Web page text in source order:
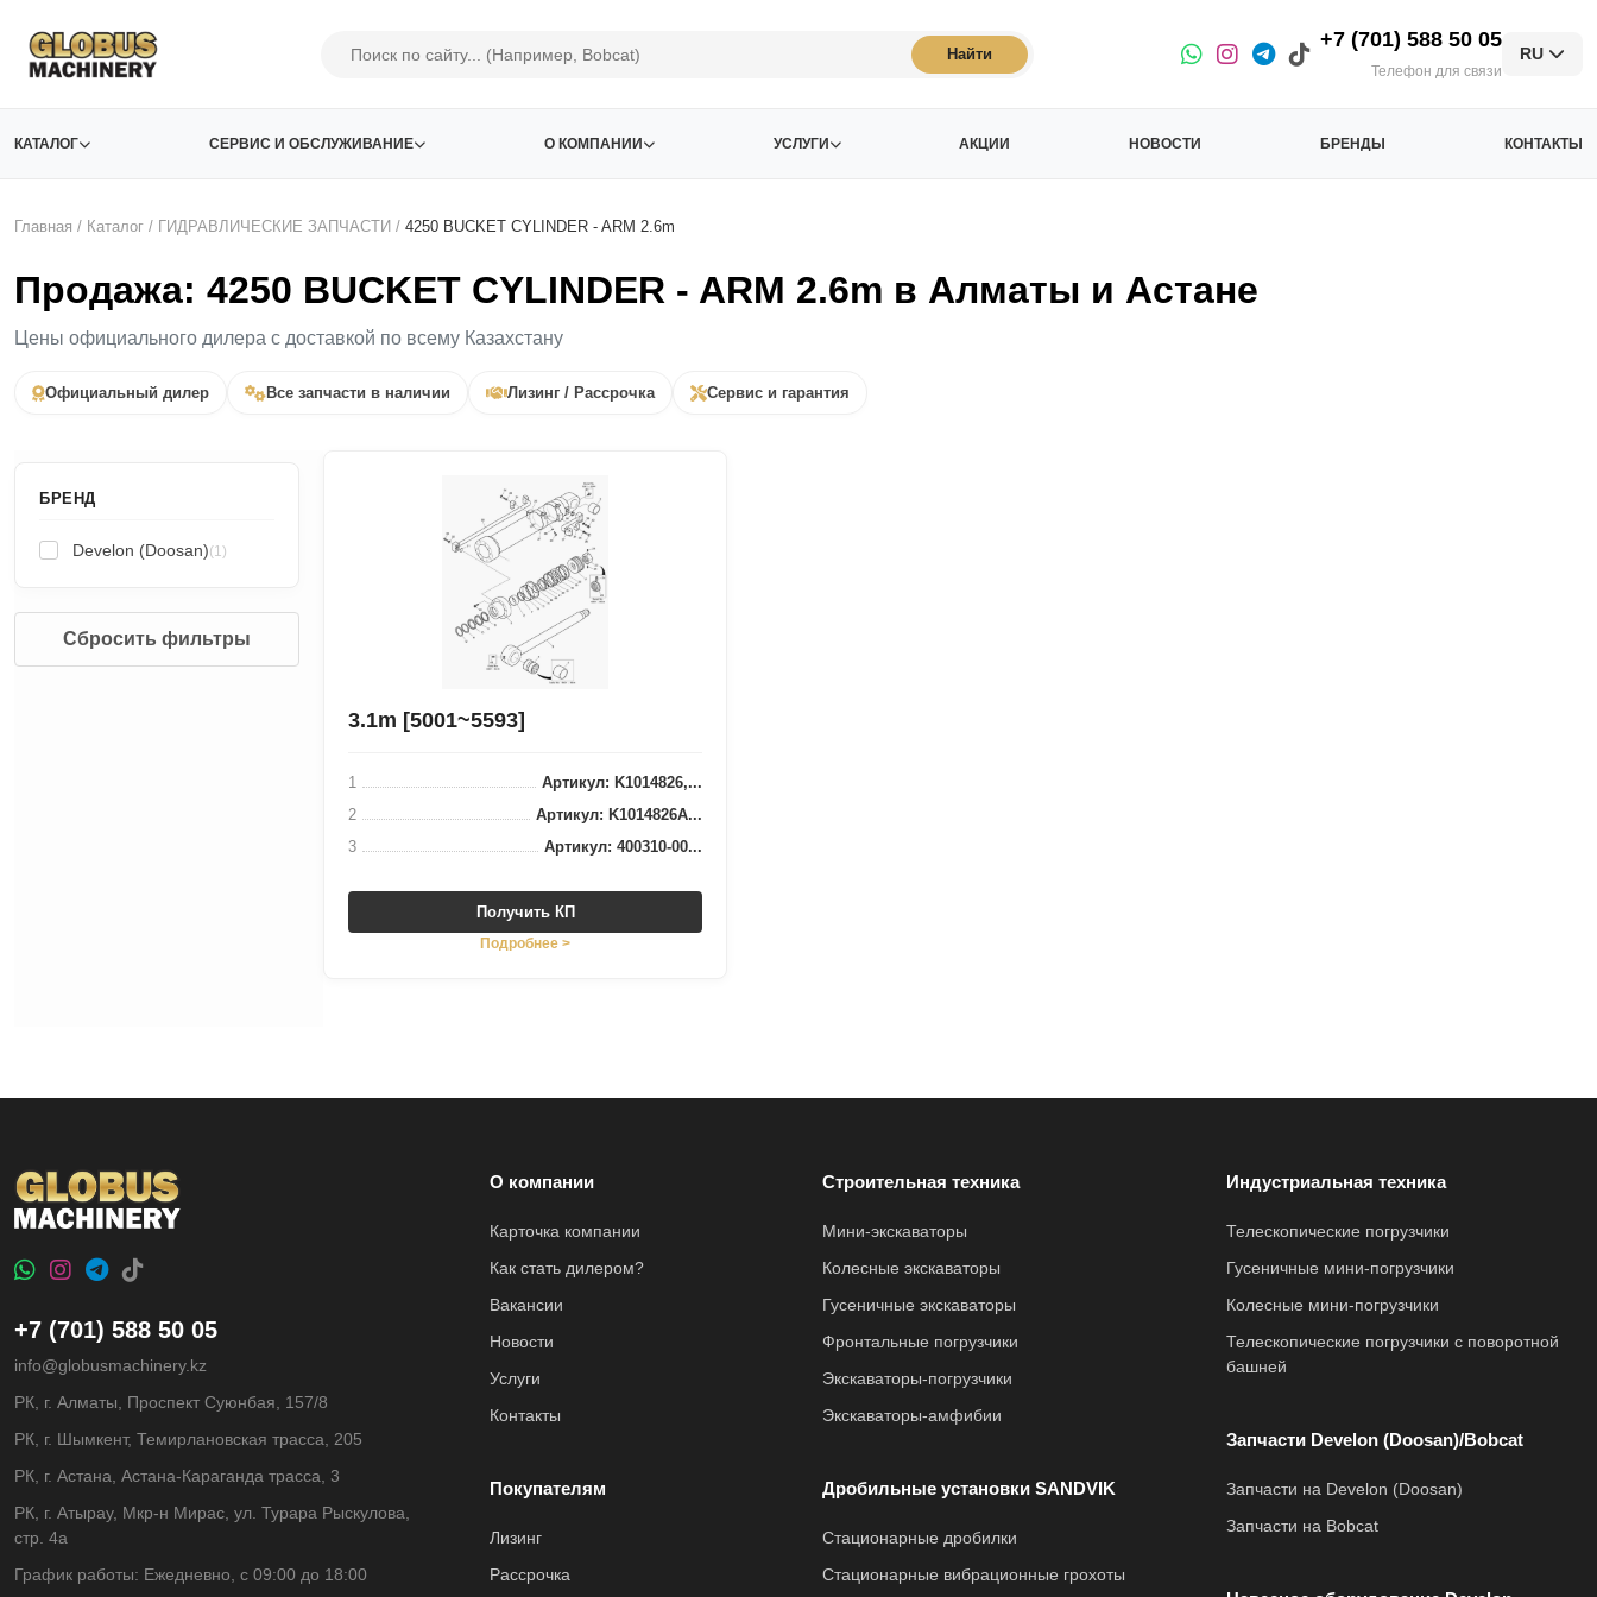
Найти
+7 (701) 588 50 05
Телефон для связи
RU
КАТАЛОГ СЕРВИС И ОБСЛУЖИВАНИЕ О КОМПАНИИ УСЛУГИ АКЦИИ НОВОСТИ БРЕНДЫ КОНТАКТЫ
Главная / Каталог / ГИДРАВЛИЧЕСКИЕ ЗАПЧАСТИ / 4250 BUCKET CYLINDER - ARM 2.6m
Продажа: 4250 BUCKET CYLINDER - ARM 2.6m в Алматы и Астане
Цены официального дилера с доставкой по всему Казахстану
Официальный дилер Все запчасти в наличии Лизинг / Рассрочка Сервис и гарантия
БРЕНД
Develon (Doosan)(1)
Сбросить фильтры
3.1m [5001~5593]
1
Артикул: K1014826,...
2
Артикул: K1014826A...
3
Артикул: 400310-00...
Получить КП
Подробнее >
+7 (701) 588 50 05
info@globusmachinery.kz
РК, г. Алматы, Проспект Суюнбая, 157/8
РК, г. Шымкент, Темирлановская трасса, 205
РК, г. Астана, Астана-Караганда трасса, 3
РК, г. Атырау, Мкр-н Мирас, ул. Турара Рыскулова,
стр. 4а
График работы: Ежедневно, с 09:00 до 18:00
О компании
Карточка компании
Как стать дилером?
Вакансии
Новости
Услуги
Контакты
Покупателям
Лизинг
Рассрочка
Строительная техника
Мини-экскаваторы
Колесные экскаваторы
Гусеничные экскаваторы
Фронтальные погрузчики
Экскаваторы-погрузчики
Экскаваторы-амфибии
Дробильные установки SANDVIK
Стационарные дробилки
Стационарные вибрационные грохоты
Индустриальная техника
Телескопические погрузчики
Гусеничные мини-погрузчики
Колесные мини-погрузчики
Телескопические погрузчики с поворотной
башней
Запчасти Develon (Doosan)/Bobcat
Запчасти на Develon (Doosan)
Запчасти на Bobcat